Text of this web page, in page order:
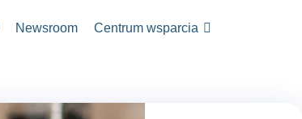
Newsroom Centrum wsparcia